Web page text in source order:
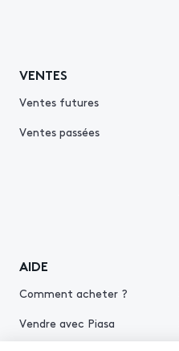
VENTES
Ventes futures
Ventes passées
AIDE
Comment acheter ?
Vendre avec Piasa